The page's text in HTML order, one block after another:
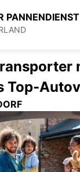
PANNENDIENST
Top-